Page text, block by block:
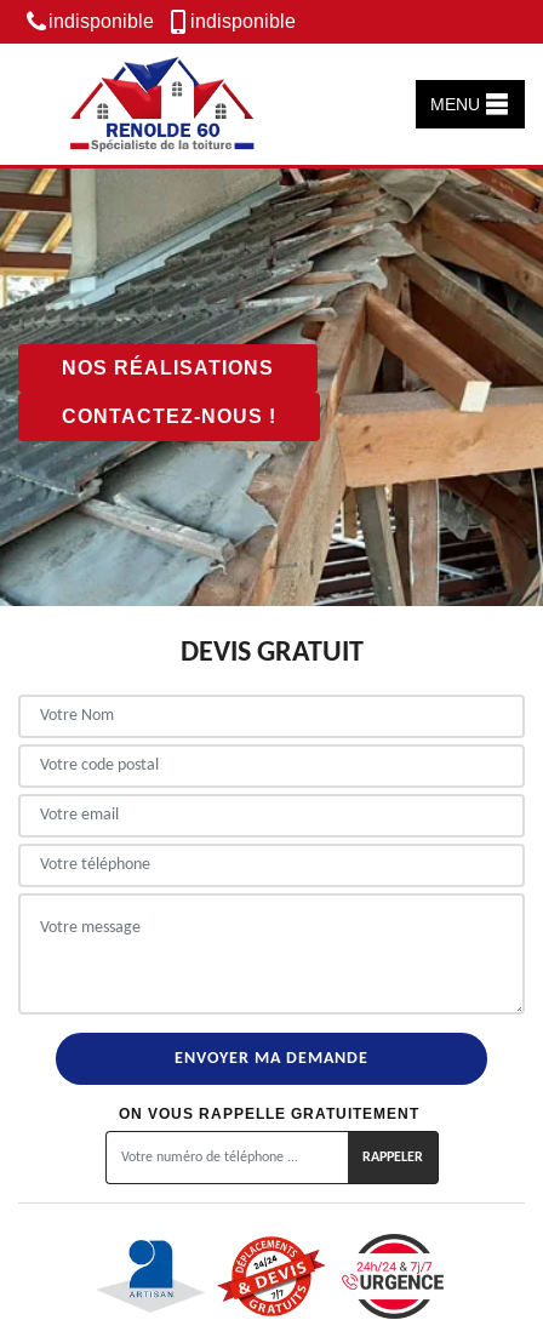
indisponible indisponible
MENU
NOS RÉALISATIONS
CONTACTEZ-NOUS !
DEVIS GRATUIT
ON VOUS RAPPELLE GRATUITEMENT